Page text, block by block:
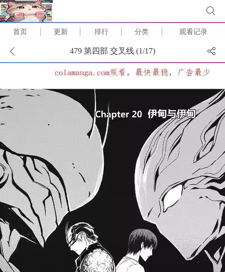
首页 更新 排行 分类 观看记录
479 第四部 交叉线 (1/17)